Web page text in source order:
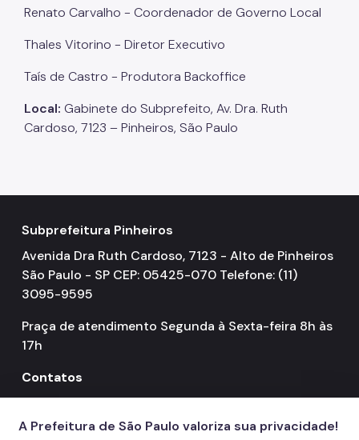
Renato Carvalho - Coordenador de Governo Local
Thales Vitorino - Diretor Executivo
Taís de Castro - Produtora Backoffice
Local: Gabinete do Subprefeito, Av. Dra. Ruth
Cardoso, 7123 – Pinheiros, São Paulo
Subprefeitura Pinheiros
Avenida Dra Ruth Cardoso, 7123 - Alto de Pinheiros
São Paulo - SP CEP: 05425-070 Telefone: (11)
3095-9595
Praça de atendimento Segunda à Sexta-feira 8h às
17h
Contatos
156
A Prefeitura de São Paulo valoriza sua privacidade!